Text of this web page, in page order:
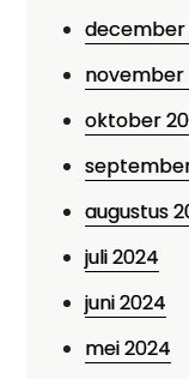
december
november
oktober
augustus
juli 2024
juni 2024
mei 2024